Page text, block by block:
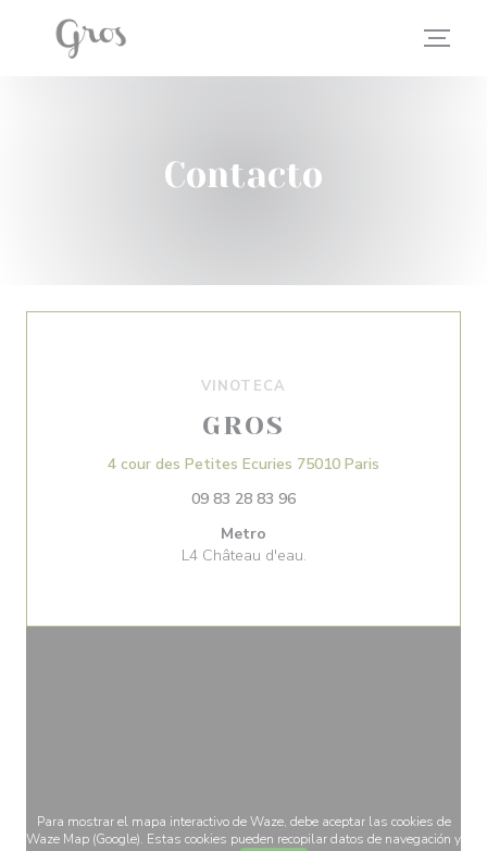
Personalización de sus opciones de cookies
Contacto
VINOTECA
GROS
4 cour des Petites Ecuries 75010 Paris
09 83 28 83 96
Metro
L4 Château d'eau.
Para mostrar el mapa interactivo de Waze, debe aceptar las cookies de
Waze Map (Google). Estas cookies pueden recopilar datos de navegación y